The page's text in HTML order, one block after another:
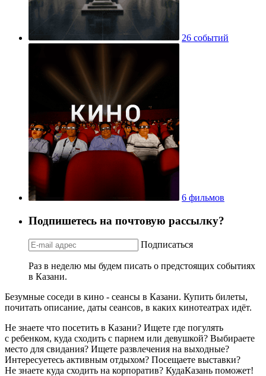
26 событий
6 фильмов
Подпишетесь на почтовую рассылку?
Подписаться
Раз в неделю мы будем писать о предстоящих событиях
в Казани.
Безумные соседи в кино - сеансы в Казани. Купить билеты,
почитать описание, даты сеансов, в каких кинотеатрах идёт.
Не знаете что посетить в Казани? Ищете где погулять
с ребенком, куда сходить с парнем или девушкой? Выбираете
место для свидания? Ищете развлечения на выходные?
Интересуетесь активным отдыхом? Посещаете выставки?
Не знаете куда сходить на корпоратив? КудаКазань поможет!